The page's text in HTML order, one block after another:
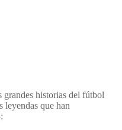
grandes historias del fútbol
leyendas que han